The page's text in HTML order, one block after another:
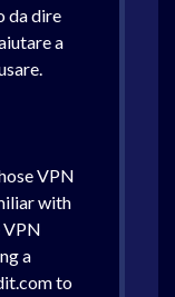
da dire
a
VPN
with
VPN
a
to